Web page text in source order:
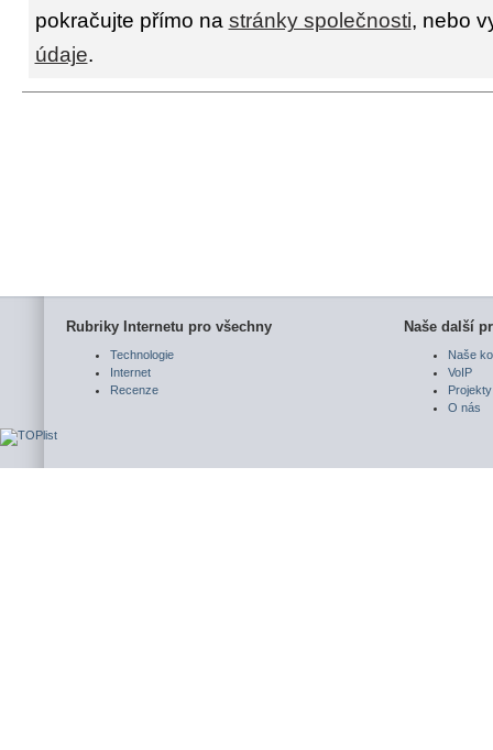
pokračujte přímo na stránky společnosti, nebo
údaje.
Rubriky Internetu pro všechny
Technologie
Internet
Recenze
Naše další
Naše
VoIP
Projekty
O nás